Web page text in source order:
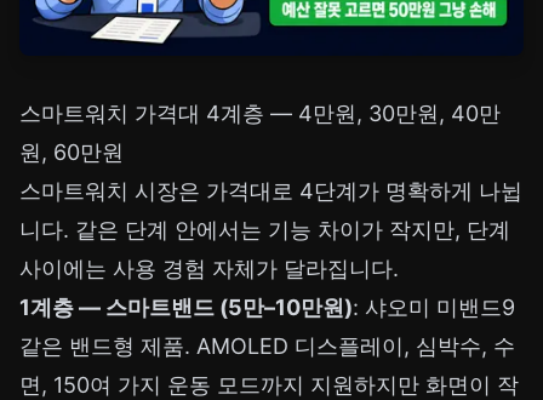
스마트워치 가격대 4계층 — 4만원, 30만원, 40만
원, 60만원
스마트워치 시장은 가격대로 4단계가 명확하게 나뉩
니다. 같은 단계 안에서는 기능 차이가 작지만, 단계
사이에는 사용 경험 자체가 달라집니다.
1계층 — 스마트밴드 (5만–10만원): 샤오미 미밴드9
같은 밴드형 제품. AMOLED 디스플레이, 심박수, 수
면, 150여 가지 운동 모드까지 지원하지만 화면이 작